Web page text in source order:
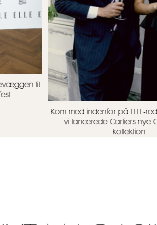
til
Kom med indenfor på ELLE-
vi lancerede Cartiers nye
kollektion